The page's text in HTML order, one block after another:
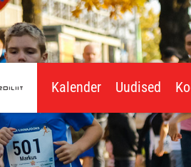
Kalender Uudised